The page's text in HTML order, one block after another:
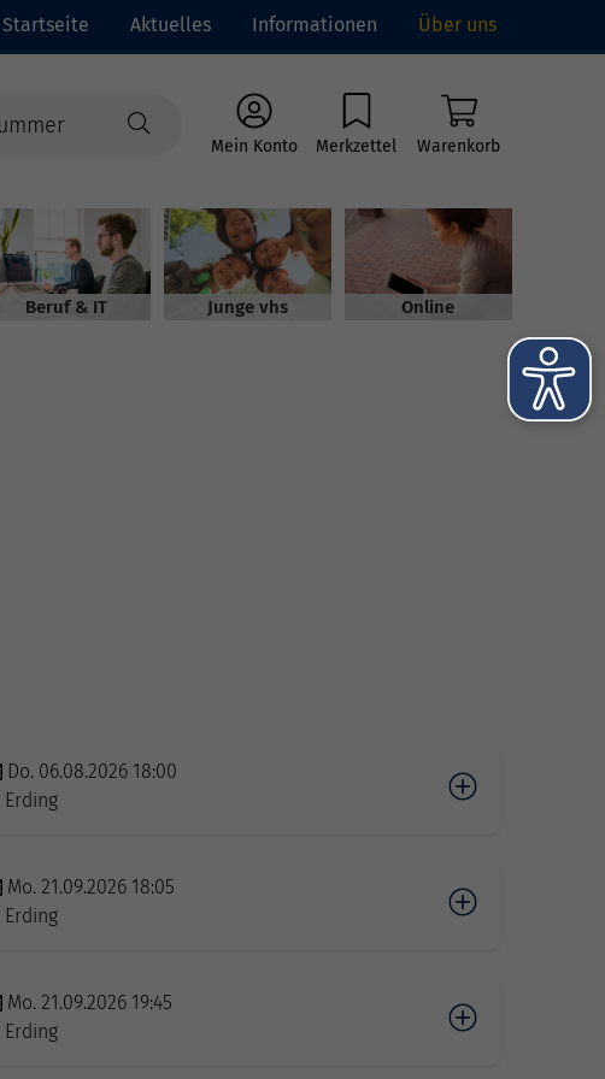
Startseite Aktuelles Informationen Über uns
Mein Konto Merkzettel Warenkorb
Beruf & IT Junge vhs Online
Do. 06.08.2026 18:00
Erding
Mo. 21.09.2026 18:05
Erding
Mo. 21.09.2026 19:45
Erding